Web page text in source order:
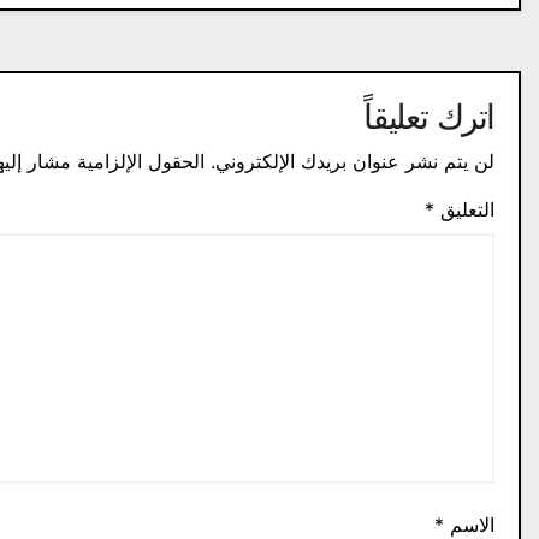
اترك تعليقاً
لن يتم نشر عنوان بريدك الإلكتروني. الحقول الإلزامية مشار
التعليق *
الاسم *